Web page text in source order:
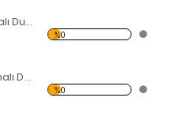
Şehir Desenli Temalı Duvar Sticker
%0
3 Eros ve Kalp Temalı Duvar Sticker
%0